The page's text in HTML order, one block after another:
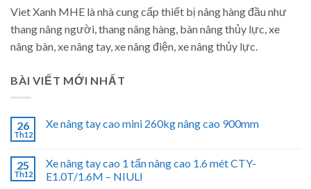
Viet Xanh MHE là nhà cung cấp thiết bị nâng hàng đầu như
thang nâng người, thang nâng hàng, bàn nâng thủy lực, xe
nâng bàn, xe nâng tay, xe nâng điện, xe nâng thủy lực.
BÀI VIẾT MỚI NHẤT
26
Th12
Xe nâng tay cao mini 260kg nâng cao 900mm
25
Th12
Xe nâng tay cao 1 tấn nâng cao 1.6 mét CTY-
E1.0T/1.6M – NIULI